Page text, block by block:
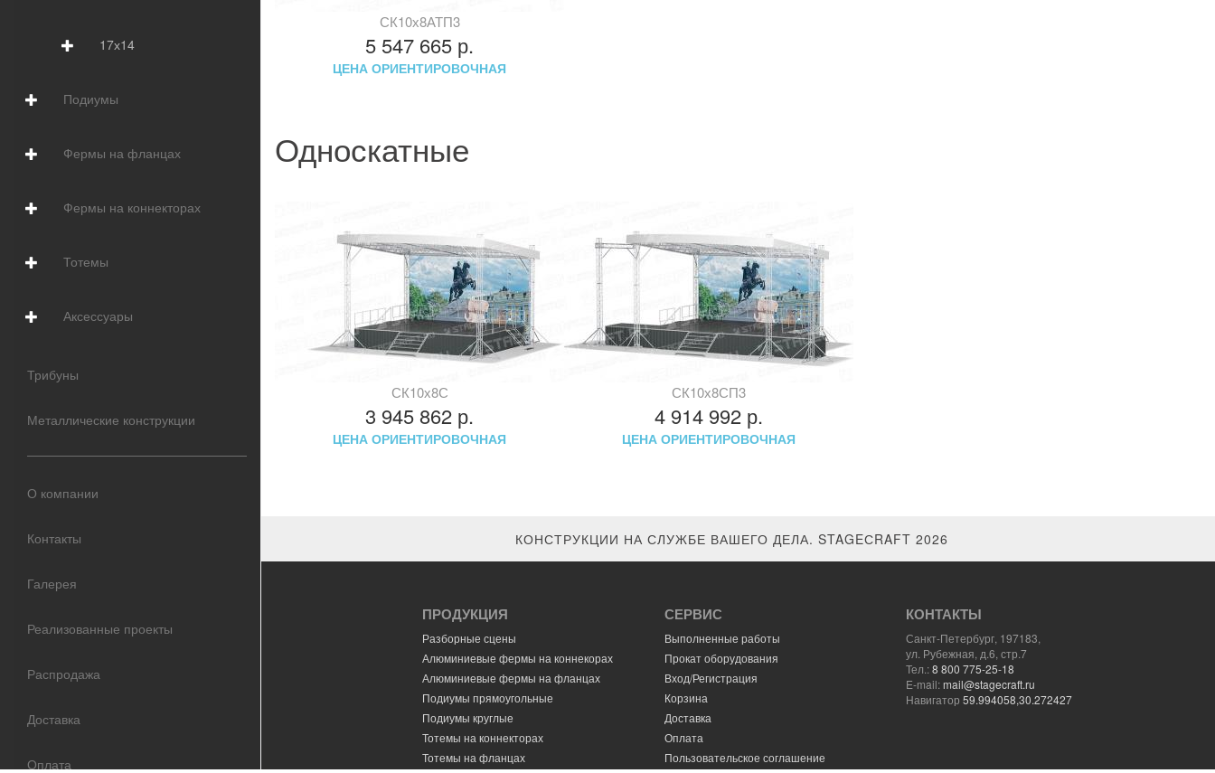
17х14
Подиумы
Фермы на фланцах
Фермы на коннекторах
Тотемы
Аксессуары
Трибуны
Металлические конструкции
О компании
Контакты
Галерея
Реализованные проекты
Распродажа
Доставка
Оплата
СК10х8АТП3
5 547 665 р.
ЦЕНА ОРИЕНТИРОВОЧНАЯ
Односкатные
СК10х8С
3 945 862 р.
ЦЕНА ОРИЕНТИРОВОЧНАЯ
СК10х8СП3
4 914 992 р.
ЦЕНА ОРИЕНТИРОВОЧНАЯ
КОНСТРУКЦИИ НА СЛУЖБЕ ВАШЕГО ДЕЛА. STAGEСRAFT 2026
ПРОДУКЦИЯ
Разборные сцены
Алюминиевые фермы на коннекорах
Алюминиевые фермы на фланцах
Подиумы прямоугольные
Подиумы круглые
Тотемы на коннекторах
Тотемы на фланцах
СЕРВИС
Выполненные работы
Прокат оборудования
Вход/Регистрация
Корзина
Доставка
Оплата
Пользовательское соглашение
КОНТАКТЫ
Санкт-Петербург, 197183,
ул. Рубежная, д.6, стр.7
Тел.:8 800 775-25-18
E-mail:mail@stagecraft.ru
Навигатор59.994058,30.272427